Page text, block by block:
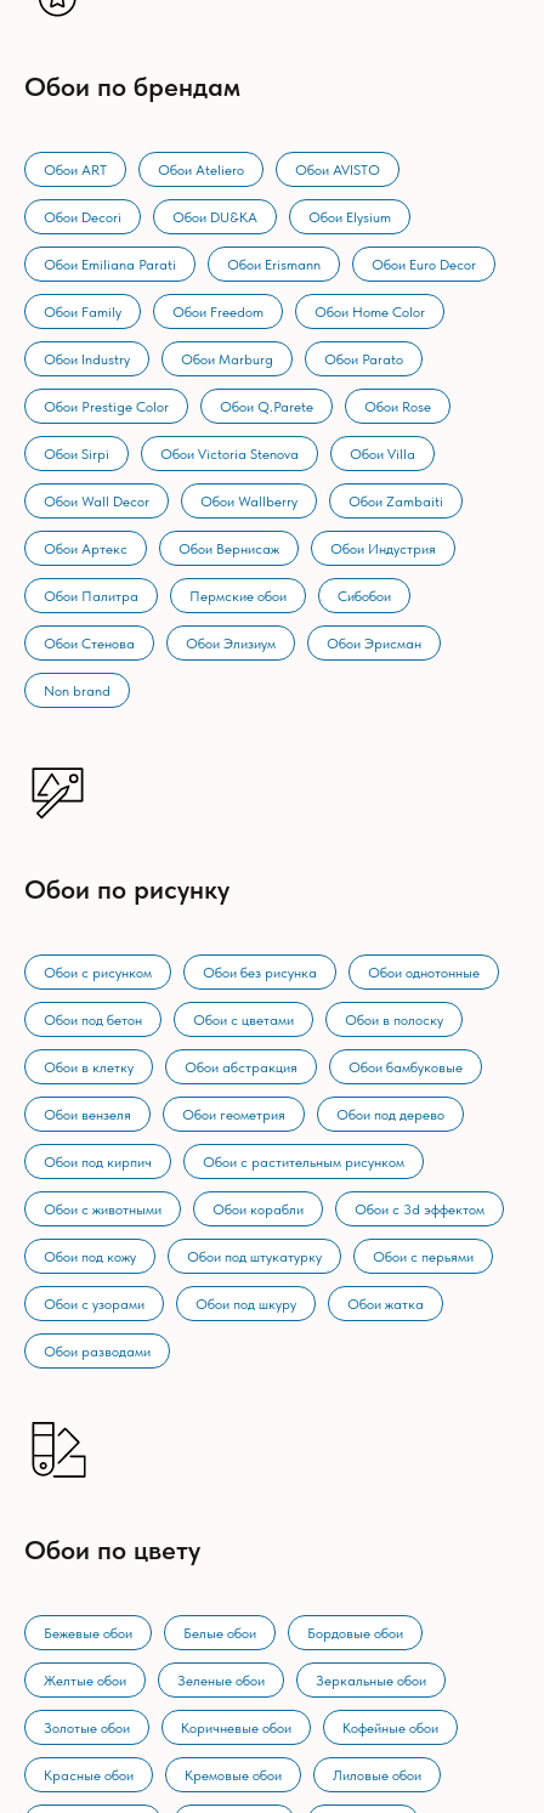
Обои по брендам
Обои ART Обои Ateliero Обои AVISTO
Обои Decori Обои DU&KA Обои Elysium
Обои Emiliana Parati Обои Erismann Обои Euro Decor
Обои Family Обои Freedom Обои Home Color
Обои Industry Обои Marburg Обои Parato
Обои Prestige Color Обои Q.Parete Обои Rose
Обои Sirpi Обои Victoria Stenova Обои Villa
Обои Wall Decor Обои Wallberry Обои Zambaiti
Обои Артекс Обои Вернисаж Обои Индустрия
Обои Палитра Пермские обои Сибобои
Обои Стенова Обои Элизиум Обои Эрисман
Non brand
Обои по рисунку
Обои с рисунком Обои без рисунка Обои однотонные
Обои под бетон Обои с цветами Обои в полоску
Обои в клетку Обои абстракция Обои бамбуковые
Обои вензеля Обои геометрия Обои под дерево
Обои под кирпич Обои с растительным рисунком
Обои с животными Обои корабли Обои с 3d эффектом
Обои под кожу Обои под штукатурку Обои с перьями
Обои с узорами Обои под шкуру Обои жатка
Обои разводами
Обои по цвету
Бежевые обои Белые обои Бордовые обои
Желтые обои Зеленые обои Зеркальные обои
Золотые обои Коричневые обои Кофейные обои
Красные обои Кремовые обои Лиловые обои